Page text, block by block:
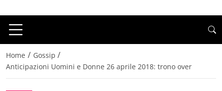
Home / Gossip /
Anticipazioni Uomini e Donne 26 aprile 2018: trono over